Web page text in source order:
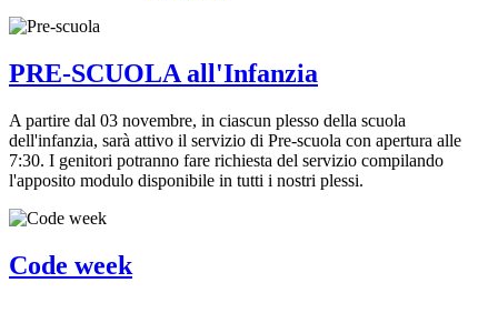
PRE-SCUOLA all'Infanzia
A partire dal 03 novembre, in ciascun plesso della scuola
dell'infanzia, sarà attivo il servizio di Pre-scuola con apertura alle
7:30. I genitori potranno fare richiesta del servizio compilando
l'apposito modulo disponibile in tutti i nostri plessi.
Code week